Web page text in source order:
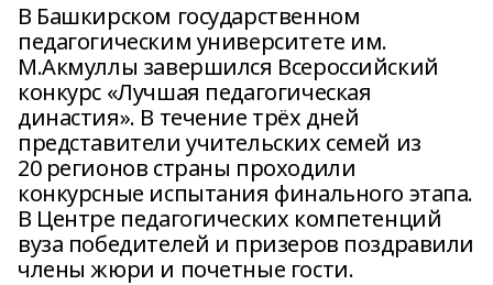
В Башкирском государственном
педагогическим университете им.
М.Акмуллы завершился Всероссийский
конкурс «Лучшая педагогическая
династия». В течение трёх дней
представители учительских семей из
20 регионов страны проходили
конкурсные испытания финального этапа.
В Центре педагогических компетенций
вуза победителей и призеров поздравили
члены жюри и почетные гости.